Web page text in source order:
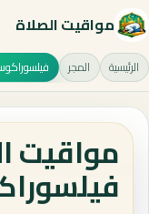
مواقيت الصلاة
الرئيسية المجر
مواقيت